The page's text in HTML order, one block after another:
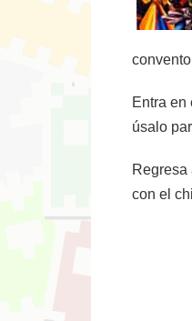
Entra en
úsalo
con el